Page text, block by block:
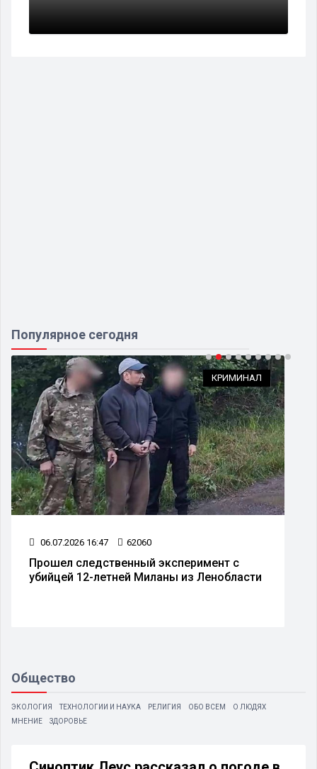
Популярное сегодня
КРИМИНАЛ
06.07.2026 16:47 62060
Прошел следственный эксперимент с
убийцей 12-летней Миланы из Ленобласти
Общество
ЭКОЛОГИЯ ТЕХНОЛОГИИ И НАУКА РЕЛИГИЯ ОБО ВСЕМ
О ЛЮДЯХ
МНЕНИЕ
ЗДОРОВЬЕ